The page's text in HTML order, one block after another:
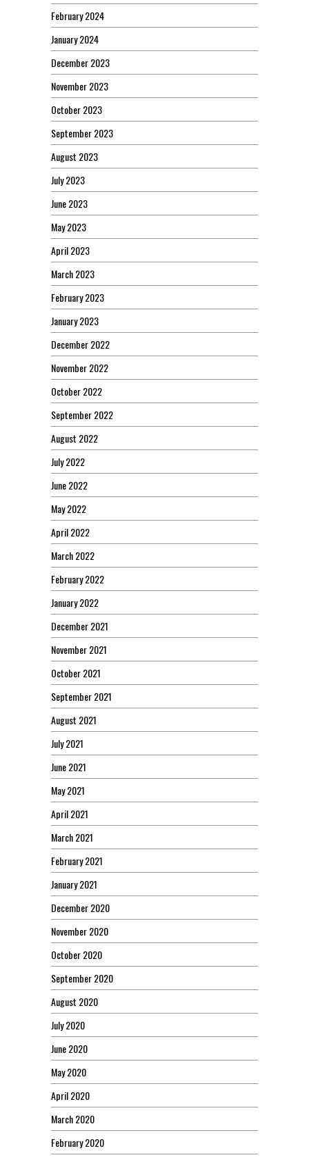
February 2024
January 2024
December 2023
November 2023
October 2023
September 2023
August 2023
July 2023
June 2023
May 2023
April 2023
March 2023
February 2023
January 2023
December 2022
November 2022
October 2022
September 2022
August 2022
July 2022
June 2022
May 2022
April 2022
March 2022
February 2022
January 2022
December 2021
November 2021
October 2021
September 2021
August 2021
July 2021
June 2021
May 2021
April 2021
March 2021
February 2021
January 2021
December 2020
November 2020
October 2020
September 2020
August 2020
July 2020
June 2020
May 2020
April 2020
March 2020
February 2020